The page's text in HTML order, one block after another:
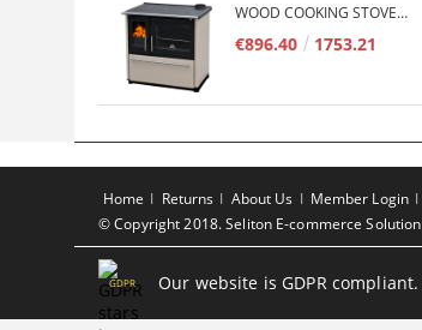
WOOD COOKING STOVE PLAMEN 850 GLAS 11KW
€896.40 1753.21
© Copyright 2018. Seliton E-commerce Solution
Home Returns About Us Member Login
GDPR Our website is GDPR compliant.